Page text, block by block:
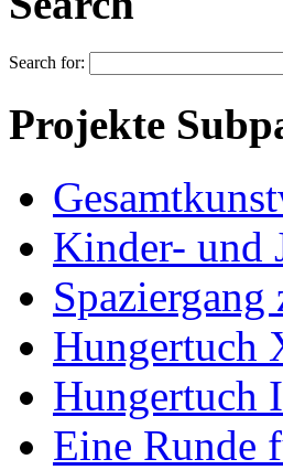
Search for:
Projekte
Kinder- und
Hungertuch
Hungertuch
Eine Runde